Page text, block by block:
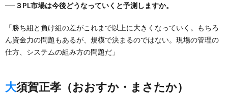
──３PL市場は今後どうなっていくと予測しますか。
「勝ち組と負け組の差がこれまで以上に大きくなっていく。もちろ
ん資金力の問題もあるが、規模で決まるのではない。現場の管理の
仕方、システムの組み方の問題だ」
大須賀正孝（おおすか・まさたか）